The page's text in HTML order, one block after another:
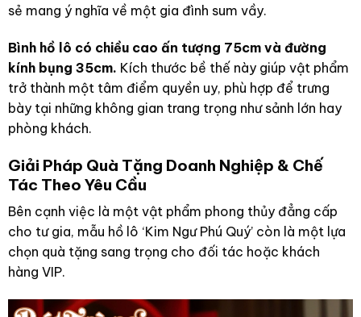
sẻ mang ý nghĩa về một gia đình sum vầy.
Bình hồ lô có chiều cao ấn tượng 75cm và đường
kính bụng 35cm. Kích thước bề thế này giúp vật phẩm
trở thành một tâm điểm quyền uy, phù hợp để trưng
bày tại những không gian trang trọng như sảnh lớn hay
phòng khách.
Giải Pháp Quà Tặng Doanh Nghiệp & Chế
Tác Theo Yêu Cầu
Bên cạnh việc là một vật phẩm phong thủy đẳng cấp
cho tư gia, mẫu hồ lô ‘Kim Ngư Phú Quý’ còn là một lựa
chọn quà tặng sang trọng cho đối tác hoặc khách
hàng VIP.